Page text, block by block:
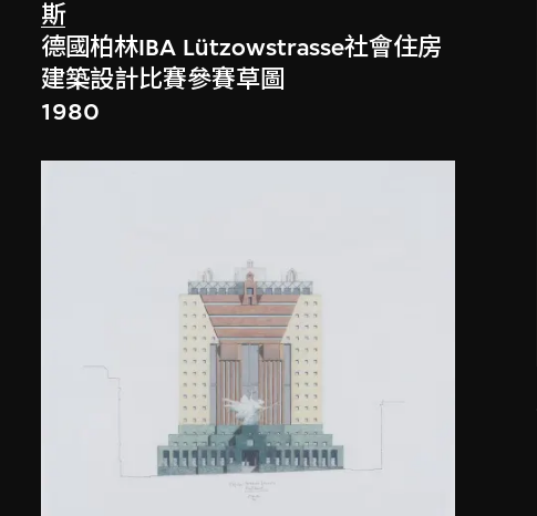
斯
德國柏林IBA Lützowstrasse社會住房
建築設計比賽參賽草圖
1980